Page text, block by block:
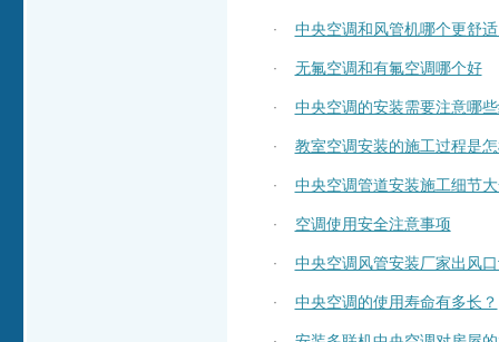
· 中央空调和风管机哪个更舒
· 无氟空调和有氟空调哪个好
· 中央空调的安装需要注意哪
· 教室空调安装的施工过程是
· 中央空调管道安装施工细节
· 空调使用安全注意事项
· 中央空调风管安装厂家出风
· 中央空调的使用寿命有多长？